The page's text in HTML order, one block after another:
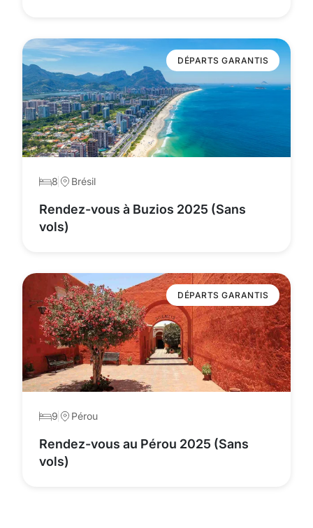
DÉPARTS GARANTIS
8 Brésil
Rendez-vous à Buzios 2025 (Sans
vols)
DÉPARTS GARANTIS
9 Pérou
Rendez-vous au Pérou 2025 (Sans
vols)